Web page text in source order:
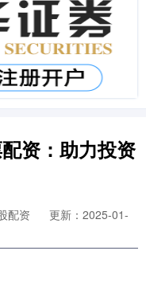
资：助力投资
配资
更新：2025-01-